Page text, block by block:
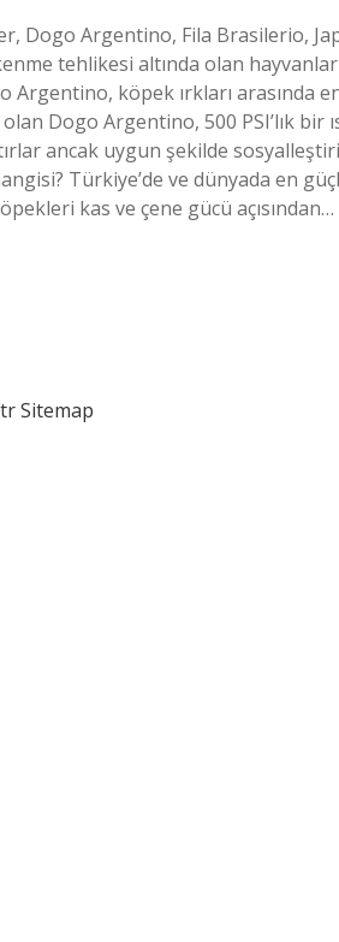
Dogo Argentino, Fila Brasilerio,
tehlikesi altında olan
Argentino, köpek ırkları arasında
Dogo Argentino, 500 PSI’lık bir
ancak uygun şekilde
Türkiye’de ve dünyada en
kas ve çene gücü açısından…
Sitemap